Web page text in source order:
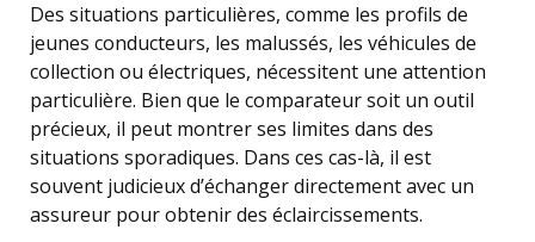
Des situations particulières, comme les profils de
jeunes conducteurs, les malussés, les véhicules de
collection ou électriques, nécessitent une attention
particulière. Bien que le comparateur soit un outil
précieux, il peut montrer ses limites dans des
situations sporadiques. Dans ces cas-là, il est
souvent judicieux d’échanger directement avec un
assureur pour obtenir des éclaircissements.